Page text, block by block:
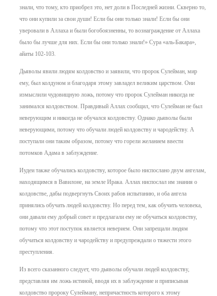
знали, что тому, кто приобрел это, нет доли в Последней жизни. Скверно то,
что они купили за свои души! Если бы они только знали! Если бы они
уверовали в Аллаха и были богобоязненны, то вознаграждение от Аллаха
было бы лучше для них. Если бы они только знали!» Сура «аль-Бакара»,
айаты 102-103.
Дьяволы явили людям колдовство и заявили, что пророк Сулейман, мир
ему, был колдуном и благодаря этому завладел великим царством. Они
измыслили чудовищную ложь, потому что пророк Сулейман никогда не
занимался колдовством. Правдивый Аллах сообщил, что Сулейман не был
неверующим и никогда не обучался колдовству. Однако дьяволы были
неверующими, потому что обучали людей колдовству и чародейству. А
поступали они таким образом, потому что горели желанием ввести
потомков Адама в заблуждение.
Иудеи также обучались колдовству, которое было ниспослано двум ангелам,
находящимся в Вавилоне, на земле Ирака. Аллах ниспослал им знания о
колдовстве, дабы подвергнуть Своих рабов испытанию, и оба ангела
принялись обучать людей колдовству. Но перед тем, как обучить человека,
они давали ему добрый совет и предлагали ему не обучаться колдовству,
потому что этот поступок является неверием. Они запрещали людям
обучаться колдовству и чародейству и предупреждали о тяжести этого
преступления.
Из всего сказанного следует, что дьяволы обучали людей колдовству,
представляя им ложь истиной, вводя их в заблуждение и приписывая
колдовство пророку Сулейману, непричастность которого к этому